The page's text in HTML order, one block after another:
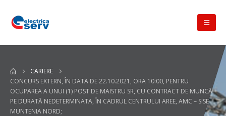
CARIERE
CONCURS EXTERN, ÎN DATA DE 22.10.2021, ORA 10:00, PENTRU
OCUPAREA A UNUI (1) POST DE MAISTRU SR, CU CONTRACT DE MUNCĂ
PE DURATĂ NEDETERMINATA, ÎN CADRUL CENTRULUI AREE, AMC – SISE
MUNTENIA NORD;